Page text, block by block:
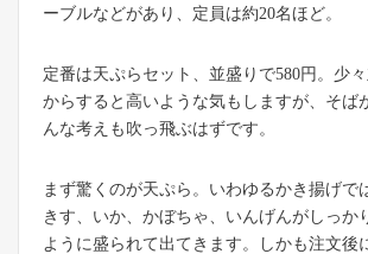
ーブルなどがあり、定員は約20名ほど。
定番は天ぷらセット、並盛りで580円。少
からすると高いような気もしますが、そば
んな考えも吹っ飛ぶはずです。
まず驚くのが天ぷら。いわゆるかき揚げで
きす、いか、かぼちゃ、いんげんがしっか
ように盛られて出てきます。しかも注文後